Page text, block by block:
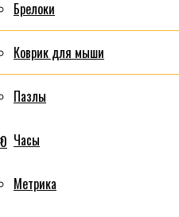
Брелоки
Коврик для мыши
Пазлы
Часы
Метрика